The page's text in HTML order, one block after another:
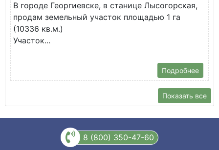
В городе Георгиевске, в станице Лысогорская,
продам земельный участок площадью 1 га
(10336 кв.м.)
Участок...
Подробнее
Показать все
8 (800) 350-47-60